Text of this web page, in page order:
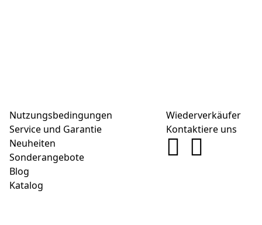
Nutzungsbedingungen
Service und Garantie
Neuheiten
Sonderangebote
Blog
Katalog
Wiederverkäufer
Kontaktiere uns